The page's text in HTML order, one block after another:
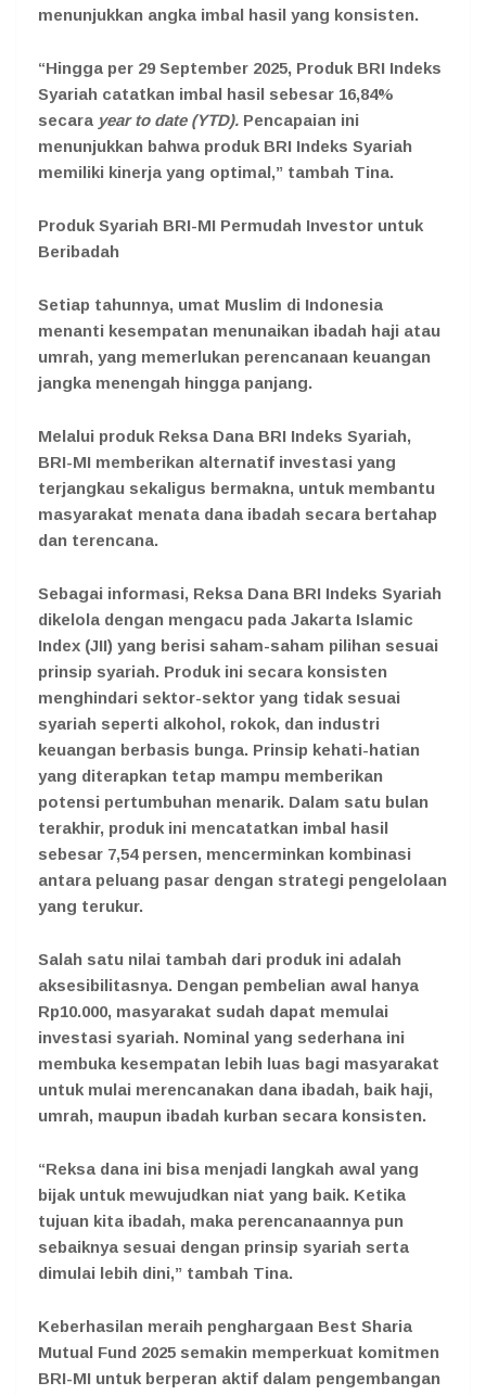
menunjukkan angka imbal hasil yang konsisten.
“Hingga per 29 September 2025, Produk BRI Indeks
Syariah catatkan imbal hasil sebesar 16,84%
secara year to date (YTD). Pencapaian ini
menunjukkan bahwa produk BRI Indeks Syariah
memiliki kinerja yang optimal,” tambah Tina.
Produk Syariah BRI-MI Permudah Investor untuk
Beribadah
Setiap tahunnya, umat Muslim di Indonesia
menanti kesempatan menunaikan ibadah haji atau
umrah, yang memerlukan perencanaan keuangan
jangka menengah hingga panjang.
Melalui produk Reksa Dana BRI Indeks Syariah,
BRI-MI memberikan alternatif investasi yang
terjangkau sekaligus bermakna, untuk membantu
masyarakat menata dana ibadah secara bertahap
dan terencana.
Sebagai informasi, Reksa Dana BRI Indeks Syariah
dikelola dengan mengacu pada Jakarta Islamic
Index (JII) yang berisi saham-saham pilihan sesuai
prinsip syariah. Produk ini secara konsisten
menghindari sektor-sektor yang tidak sesuai
syariah seperti alkohol, rokok, dan industri
keuangan berbasis bunga. Prinsip kehati-hatian
yang diterapkan tetap mampu memberikan
potensi pertumbuhan menarik. Dalam satu bulan
terakhir, produk ini mencatatkan imbal hasil
sebesar 7,54 persen, mencerminkan kombinasi
antara peluang pasar dengan strategi pengelolaan
yang terukur.
Salah satu nilai tambah dari produk ini adalah
aksesibilitasnya. Dengan pembelian awal hanya
Rp10.000, masyarakat sudah dapat memulai
investasi syariah. Nominal yang sederhana ini
membuka kesempatan lebih luas bagi masyarakat
untuk mulai merencanakan dana ibadah, baik haji,
umrah, maupun ibadah kurban secara konsisten.
“Reksa dana ini bisa menjadi langkah awal yang
bijak untuk mewujudkan niat yang baik. Ketika
tujuan kita ibadah, maka perencanaannya pun
sebaiknya sesuai dengan prinsip syariah serta
dimulai lebih dini,” tambah Tina.
Keberhasilan meraih penghargaan Best Sharia
Mutual Fund 2025 semakin memperkuat komitmen
BRI-MI untuk berperan aktif dalam pengembangan